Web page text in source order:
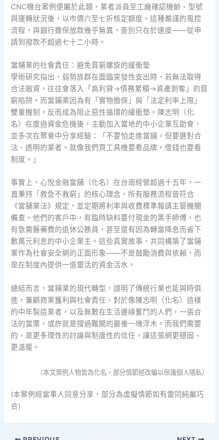
CNC機台案例便屬於此類，業者派員至工廠確認機齡、型號
與運轉狀況後，以市價六至七折核定額度。這種嚴謹的風控
流程，與銀行擔保放款幾乎無異，差別只在於速度——從申
請到撥款不超過七十二小時。
當鋪業的社會責任：避免貧窮螺旋的緩衝墊
學術研究指出，弱勢族群在面臨突發性支出時，若無法取得
合法融資，往往會落入「高利貸→債務累積→資產剝奪」的貧
窮陷阱。而當鋪業因為有「實物擔保」與「法定利率上限」
雙重機制，反而成為阻止惡性循環的緩衝墊。陳志明（化
名）在度過資金危機後，主動加入當地的中小企業互助會，
並多次在聚會中分享經驗：「不要怕走進當鋪，但要選對合
法、透明的業者。就像我們買工具機要看品牌，借錢也要看
制度。」
事實上，心悅金融當舖（化名）在台南經營超過十五年，一
直秉持「救急不救窮」的核心理念，所有服務流程皆符合
《當舖業法》規定，並定期將利率與收費標準報請主管機關
備查。他們的客戶中，有臨時缺料要付現金的黑手師傅，也
有急需醫藥費的退休公務員，甚至還有因為轉當降息而省下
數萬元利息的中小企業主。這些真實故事，共同構築了當鋪
業作為社會安全網的正面形象——不是鼓勵消費與依賴，而
是在制度內提供一道靈活的資金活水。
總結而言，當鋪業的現代轉型，證明了傳統行業也能與時俱
進，兼顧商業獲利與社會責任。對於像陳志明（化名）這樣
的中年製造業者，以及無數在生活邊緣奮鬥的人們，一張合
法的當票，或許就是撐過難關的最後一塊浮木。而我們需要
的，是更多理性的討論與制度性的信任，讓這張網更穩固、
更溫暖。
（本文案例人物皆為化名，部分情節經改編以保護個人隱私）
(本案例經當事人同意分享，部分為虛擬情節如有雷同純屬巧
合)